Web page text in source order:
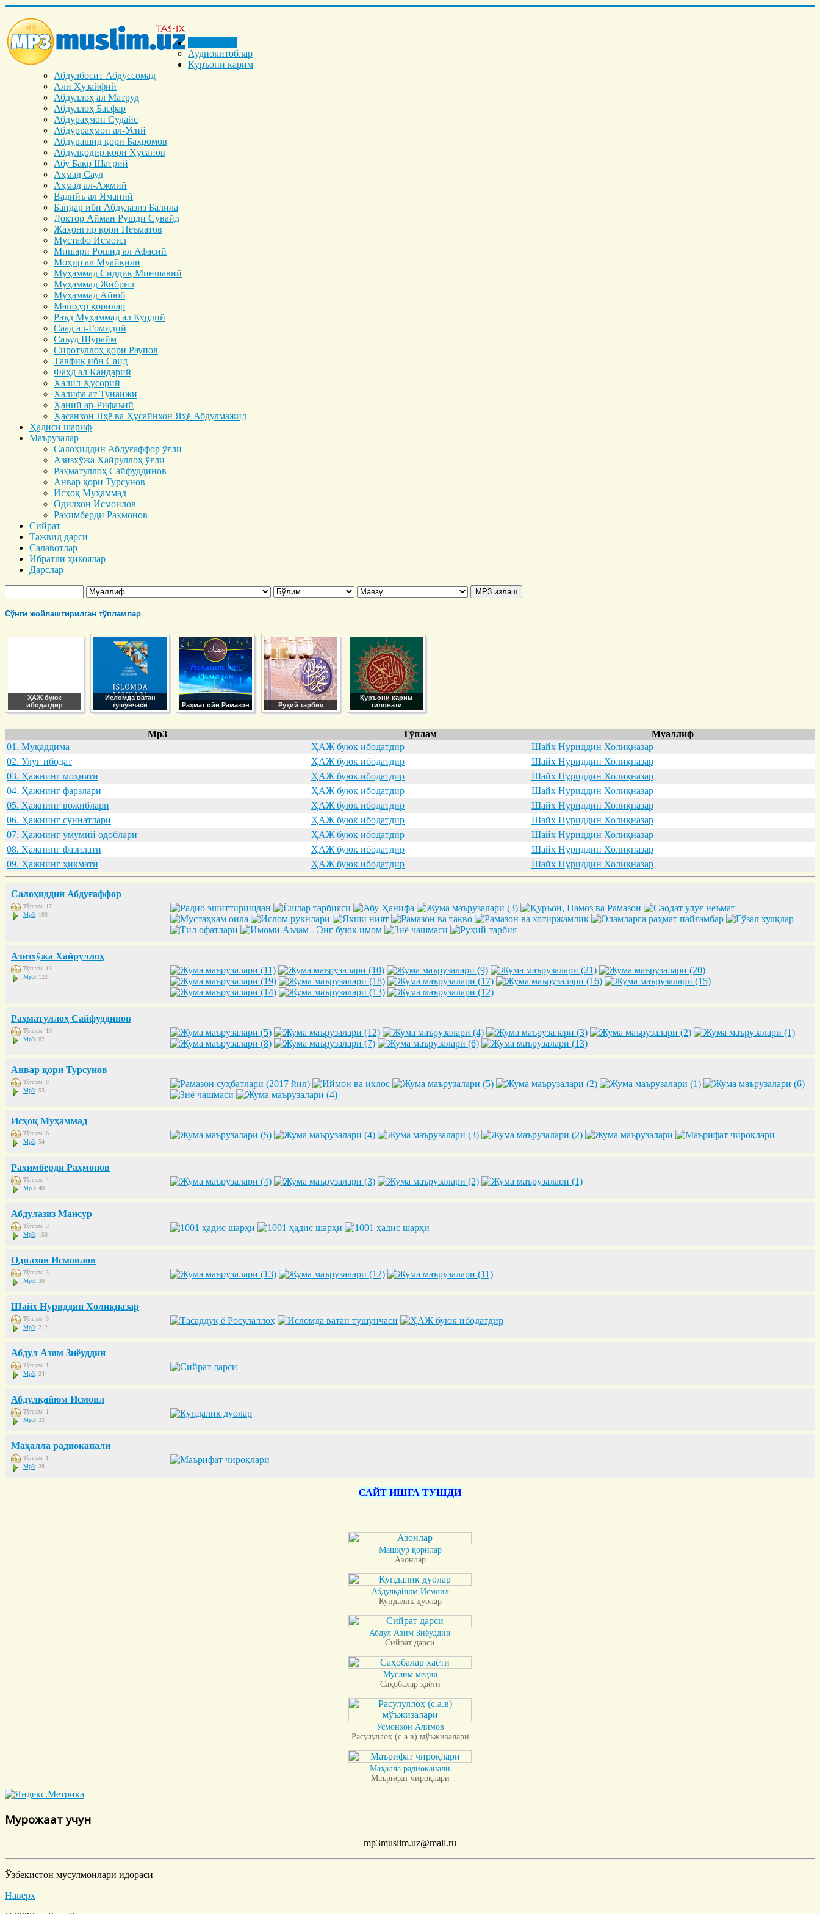
Аудиокитоблар
Қуръони карим
Абдулбосит Абдуссомад
Али Ҳузайфий
Абдуллоҳ ал Матруд
Абдуллоҳ Басфар
Абдураҳмон Судайс
Абдурраҳмон ал-Усий
Абдурашид қори Баҳромов
Абдулқодир қори Ҳусанов
Абу Бакр Шатрий
Аҳмад Сауд
Аҳмад ал-Ажмий
Вадийъ ал Яманий
Бандар ибн Абдулазиз Балила
Доктор Айман Рушди Сувайд
Жаҳонгир қори Неъматов
Мустафо Исмоил
Мишари Рошид ал Афасий
Моҳир ал Муайқили
Муҳаммад Cиддиқ Миншавий
Муҳаммад Жибрил
Муҳаммад Айюб
Машҳур қорилар
Раъд Муҳаммад ал Курдий
Саад ал-Ғомидий
Саъуд Шурайм
Сиротуллоҳ қори Раупов
Тавфиқ ибн Саид
Фаҳд ал Кандарий
Халил Ҳусорий
Халифа ат Тунаижи
Ҳаний ар-Рифаъий
Ҳасанхон Яҳё ва Ҳусайнхон Яҳё Абдулмажид
Ҳадиси шариф
Маърузалар
Салоҳиддин Абдуғаффор ўғли
Азизхўжа Хайруллоҳ ўғли
Раҳматуллоҳ Сайфуддинов
Анвар қори Турсунов
Исҳоқ Муҳаммад
Одилхон Исмоилов
Раҳимберди Раҳмонов
Сийрат
Тажвид дарси
Салавотлар
Ибратли ҳикоялар
Дарслар
Сўнги жойлаштирилган тўпламлар
ҲАЖ буюк
ибодатдир
Исломда ватан
тушунчаси
Раҳмат ойи Рамазон Руҳий тарбия
Қуръони карим
тиловати
Mp3 Тўплам
Муаллиф
01. Муқaддимa
ҲАЖ буюк ибодатдир
Шайх Нуриддин Холиқназар
02. Улуғ ибодaт
ҲАЖ буюк ибодатдир
Шайх Нуриддин Холиқназар
03. Ҳaжнинг моҳияти
ҲАЖ буюк ибодатдир
Шайх Нуриддин Холиқназар
04. Ҳaжнинг фaрзлaри
ҲАЖ буюк ибодатдир
Шайх Нуриддин Холиқназар
05. Ҳaжнинг вожиблaри
ҲАЖ буюк ибодатдир
Шайх Нуриддин Холиқназар
06. Ҳaжнинг суннaтлaри
ҲАЖ буюк ибодатдир
Шайх Нуриддин Холиқназар
07. Ҳaжнинг умумий одоблaри
ҲАЖ буюк ибодатдир
Шайх Нуриддин Холиқназар
08. Ҳaжнинг фaзилaти
ҲАЖ буюк ибодатдир
Шайх Нуриддин Холиқназар
09. Ҳaжнинг ҳикмaти
ҲАЖ буюк ибодатдир Шайх Нуриддин Холиқназар
Салоҳиддин Абдуғаффор
Тўплам: 17
Mp3: 193
Азизхўжа Хайруллоҳ
Тўплам: 13
Mp3: 122
Раҳматуллоҳ Сайфуддинов
Тўплам: 10
Mp3: 82
Анвар қори Турсунов
Тўплам: 8
Mp3: 53
Исҳоқ Муҳаммад
Тўплам: 6
Mp3: 54
Раҳимберди Раҳмонов
Тўплам: 4
Mp3: 40
Абдулазиз Мансур
Тўплам: 3
Mp3: 150
Одилхон Исмоилов
Тўплам: 3
Mp3: 30
Шайх Нуриддин Холиқназар
Тўплам: 3
Mp3: 212
Абдул Азим Зиёуддин
Тўплам: 1
Mp3: 24
Абдулқайюм Исмоил
Тўплам: 1
Mp3: 32
Маҳалла радиоканали
Тўплам: 1
Mp3: 28
САЙТ ИШГА ТУШДИ
Машҳур қорилар
Азонлар
Абдулқайюм Исмоил
Кундалик дуолар
Абдул Азим Зиёуддин
Сийрат дарси
Муслим медиа
Саҳобалар ҳаёти
Усмонхон Алимов
Расулуллоҳ (с.а.в) мўъжизалари
Маҳалла радиоканали
Маърифат чироқлари
Мурожаат учун
mp3muslim.uz@mail.ru
Ўзбекистон мусулмонлари идораси
Наверх